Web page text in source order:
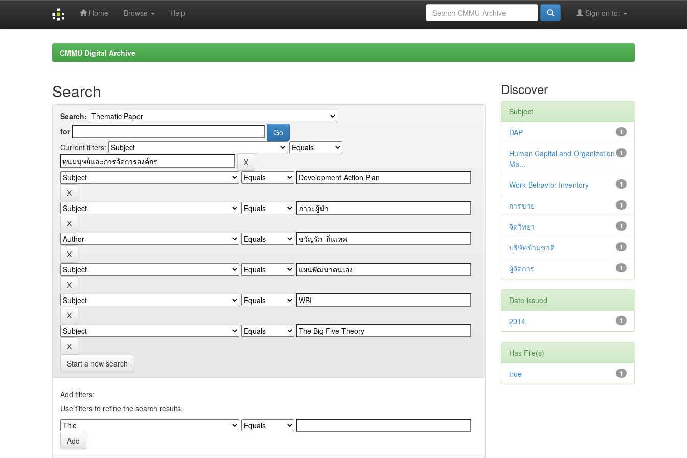
Home Browse Help Sign on to:
CMMU Digital Archive
Search
Search:
for
Current filters:
Start a new search
Add filters:
Use filters to refine the search results.
Discover
Subject
1
DAP
1
Human Capital and Organization
Ma...
1
Work Behavior Inventory
1
การขาย
1
จิตวิทยา
1
บริษัทข้ามชาติ
1
ผู้จัดการ
Date issued
1
2014
Has File(s)
1
true